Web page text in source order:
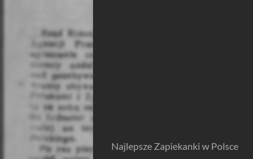
Najlepsze Zapiekanki w Polsce